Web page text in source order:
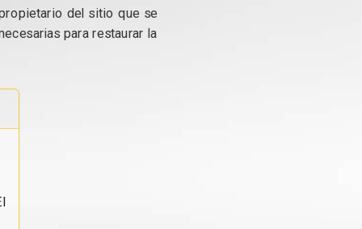
del sitio que se
para restaurar la